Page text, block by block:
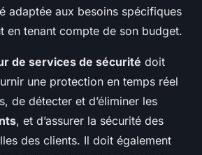
adaptée aux besoins spécifiques
en tenant compte de son budget.
de services de sécurité doit
une protection en temps réel
de détecter et d’éliminer les
, et d’assurer la sécurité des
des clients. Il doit également